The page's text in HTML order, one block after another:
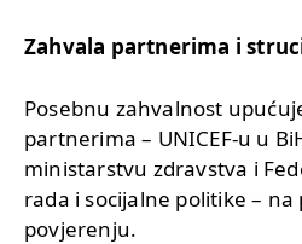
Zahvala partnerima i
Posebnu zahvalnost
partnerima – UNICEF-u u
ministarstvu zdravstva i
rada i socijalne politike – na
povjerenju.